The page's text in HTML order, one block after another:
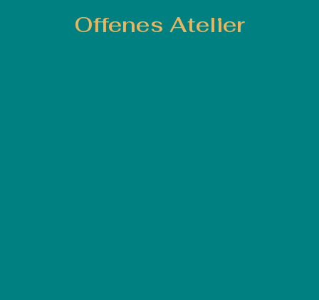
Offenes Atelier